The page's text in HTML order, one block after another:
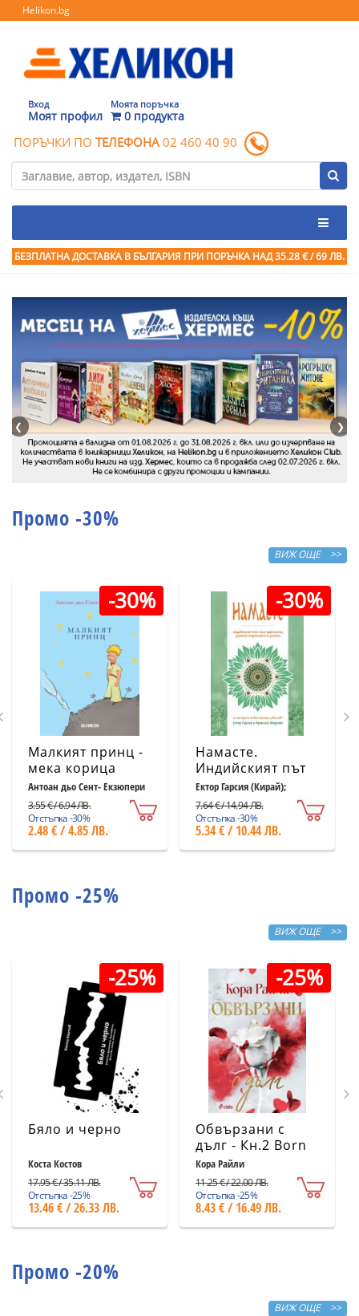
Helikon.bg
Вход
Моят профил
Моята поръчка
0 продукта
ПОРЪЧКИ ПО ТЕЛЕФОНА 02 460 40 90
БЕЗПЛАТНА ДОСТАВКА В БЪЛГАРИЯ ПРИ ПОРЪЧКА НАД 35.28 € / 69 ЛВ.
❮ ❯
Промо -30%
ВИЖ ОЩЕ >>
-30%
Малкият принц -
мека корица
светлосиня
Антоан дьо Сент- Екзюпери
3.55 € / 6.94 ЛВ.
Отстъпка -30%
2.48 € / 4.85 ЛВ.
-30%
Намасте.
Индийският път
към щастието,
удовлетворението
и успеха
Ектор Гарсия (Кирай);
7.64 € / 14.94 ЛВ.
Отстъпка -30%
5.34 € / 10.44 ЛВ.
Промо -25%
ВИЖ ОЩЕ >>
-25%
Бяло и черно
Коста Костов
17.95 € / 35.11 ЛВ.
Отстъпка -25%
13.46 € / 26.33 ЛВ.
-25%
Обвързани с
дълг - Кн.2 Born
in Blood Mafia
Chronicles
Кора Райли
11.25 € / 22.00 ЛВ.
Отстъпка -25%
8.43 € / 16.49 ЛВ.
Промо -20%
ВИЖ ОЩЕ >>